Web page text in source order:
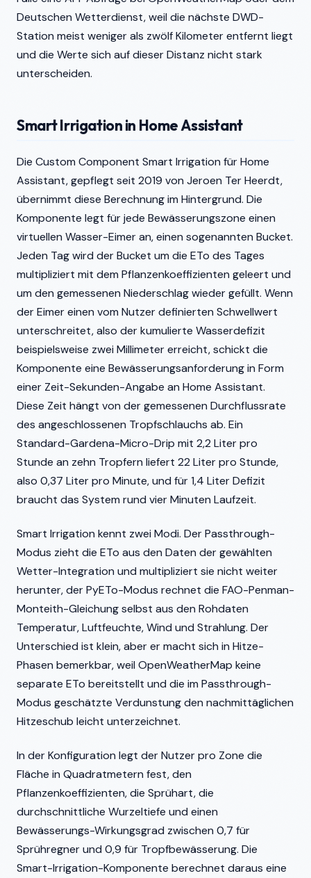
Deutschen Wetterdienst, weil die nächste DWD-
Station meist weniger als zwölf Kilometer entfernt liegt
und die Werte sich auf dieser Distanz nicht stark
unterscheiden.
Smart Irrigation in Home Assistant
Die Custom Component Smart Irrigation für Home
Assistant, gepflegt seit 2019 von Jeroen Ter Heerdt,
übernimmt diese Berechnung im Hintergrund. Die
Komponente legt für jede Bewässerungszone einen
virtuellen Wasser-Eimer an, einen sogenannten Bucket.
Jeden Tag wird der Bucket um die ETo des Tages
multipliziert mit dem Pflanzenkoeffizienten geleert und
um den gemessenen Niederschlag wieder gefüllt. Wenn
der Eimer einen vom Nutzer definierten Schwellwert
unterschreitet, also der kumulierte Wasserdefizit
beispielsweise zwei Millimeter erreicht, schickt die
Komponente eine Bewässerungsanforderung in Form
einer Zeit-Sekunden-Angabe an Home Assistant.
Diese Zeit hängt von der gemessenen Durchflussrate
des angeschlossenen Tropfschlauchs ab. Ein
Standard-Gardena-Micro-Drip mit 2,2 Liter pro
Stunde an zehn Tropfern liefert 22 Liter pro Stunde,
also 0,37 Liter pro Minute, und für 1,4 Liter Defizit
braucht das System rund vier Minuten Laufzeit.
Smart Irrigation kennt zwei Modi. Der Passthrough-
Modus zieht die ETo aus den Daten der gewählten
Wetter-Integration und multipliziert sie nicht weiter
herunter, der PyETo-Modus rechnet die FAO-Penman-
Monteith-Gleichung selbst aus den Rohdaten
Temperatur, Luftfeuchte, Wind und Strahlung. Der
Unterschied ist klein, aber er macht sich in Hitze-
Phasen bemerkbar, weil OpenWeatherMap keine
separate ETo bereitstellt und die im Passthrough-
Modus geschätzte Verdunstung den nachmittäglichen
Hitzeschub leicht unterzeichnet.
In der Konfiguration legt der Nutzer pro Zone die
Fläche in Quadratmetern fest, den
Pflanzenkoeffizienten, die Sprühart, die
durchschnittliche Wurzeltiefe und einen
Bewässerungs-Wirkungsgrad zwischen 0,7 für
Sprühregner und 0,9 für Tropfbewässerung. Die
Smart-Irrigation-Komponente berechnet daraus eine